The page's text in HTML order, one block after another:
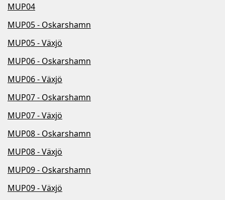
MUP04
MUP05 - Oskarshamn
MUP05 - Växjö
MUP06 - Oskarshamn
MUP06 - Växjö
MUP07 - Oskarshamn
MUP07 - Växjö
MUP08 - Oskarshamn
MUP08 - Växjö
MUP09 - Oskarshamn
MUP09 - Växjö